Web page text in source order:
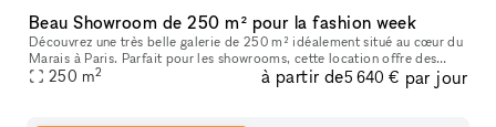
Beau Showroom de 250 m² pour la fashion week
Découvrez une très belle galerie de 250 m² idéalement situé au cœur du
Marais à Paris. Parfait pour les showrooms, cette location offre des
caractéristiques uniques telles que de hauts plafonds, des
250 m2 à partir de5 640 € par jour